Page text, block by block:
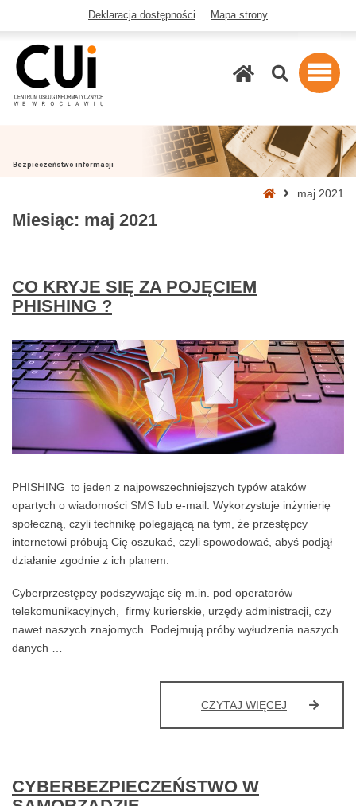
Deklaracja dostępności Mapa strony
Szukaj
Bezpieczeństwo informacji
Stronamaj 2021
Miesiąc: maj 2021
CO KRYJE SIĘ ZA POJĘCIEM
PHISHING ?
PHISHING to jeden z najpowszechniejszych typów ataków
opartych o wiadomości SMS lub e-mail. Wykorzystuje inżynierię
społeczną, czyli technikę polegającą na tym, że przestępcy
internetowi próbują Cię oszukać, czyli spowodować, abyś podjął
działanie zgodnie z ich planem.
Cyberprzestępcy podszywając się m.in. pod operatorów
telekomunikacyjnych, firmy kurierskie, urzędy administracji, czy
nawet naszych znajomych. Podejmują próby wyłudzenia naszych
danych …
CZYTAJ WIĘCEJ
CYBERBEZPIECZEŃSTWO W